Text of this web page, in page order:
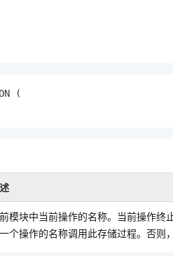
(
模块中当前操作的名称。当前操作终
个操作的名称调用此存储过程。否则